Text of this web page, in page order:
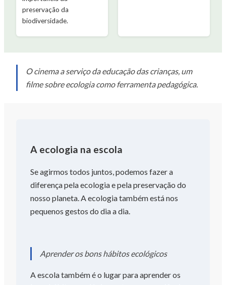
preservação da
biodiversidade.
O cinema a serviço da educação das crianças, um
filme sobre ecologia como ferramenta pedagógica.
A ecologia na escola
Se agirmos todos juntos, podemos fazer a
diferença pela ecologia e pela preservação do
nosso planeta. A ecologia também está nos
pequenos gestos do dia a dia.
Aprender os bons hábitos ecológicos
A escola também é o lugar para aprender os